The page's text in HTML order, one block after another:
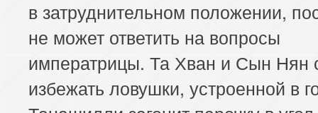
в затруднительном положении,
не может ответить на вопросы
императрицы. Та Хван и Сын Нян
избежать ловушки, устроенной в